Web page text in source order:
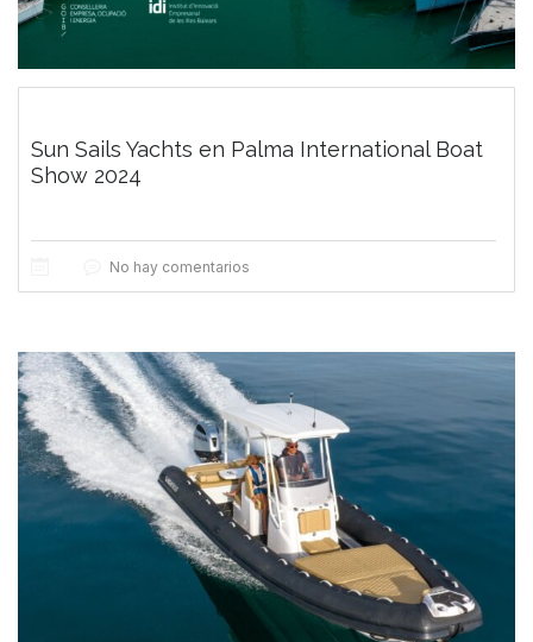
Sun Sails Yachts en Palma International Boat
Show 2024
No hay comentarios